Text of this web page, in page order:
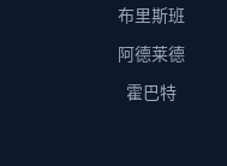
布里斯班
阿德莱德
霍巴特